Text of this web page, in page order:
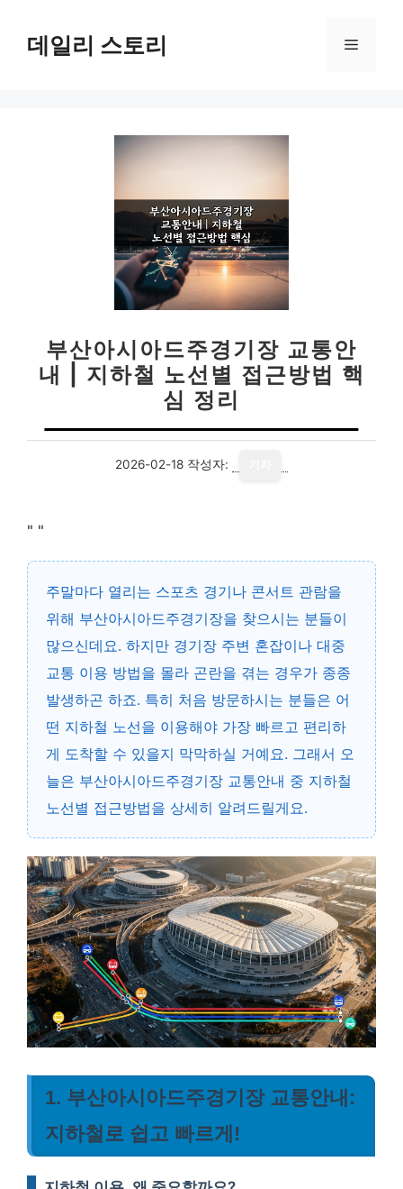
데일리 스토리 메
부산아시아드주경기장 교통안
내 | 지하철 노선별 접근방법 핵
심 정리
2026-02-18 작성자:
" "
주말마다 열리는 스포츠 경기나 콘서트 관람을
위해 부산아시아드주경기장을 찾으시는 분들이
많으신데요. 하지만 경기장 주변 혼잡이나 대중
교통 이용 방법을 몰라 곤란을 겪는 경우가 종종
발생하곤 하죠. 특히 처음 방문하시는 분들은 어
떤 지하철 노선을 이용해야 가장 빠르고 편리하
게 도착할 수 있을지 막막하실 거예요. 그래서 오
늘은 부산아시아드주경기장 교통안내 중 지하철
노선별 접근방법을 상세히 알려드릴게요.
1. 부산아시아드주경기장 교통안내:
지하철로 쉽고 빠르게!